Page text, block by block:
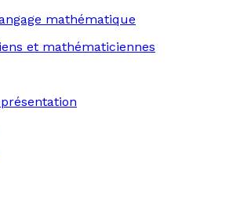
mathématique
et mathématiciennes